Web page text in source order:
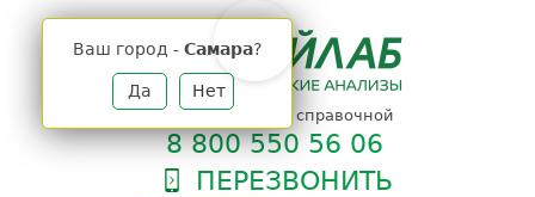
Ваш город - Самара?
Да Нет
телефон единой справочной
8 800 550 56 06
ПЕРЕЗВОНИТЬ